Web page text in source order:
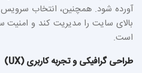
آورده شود. همچنین، انتخاب سرویس
بالای سایت را مدیریت کند و امنیت
است.
طراحی گرافیکی و تجربه کاربری (UX)